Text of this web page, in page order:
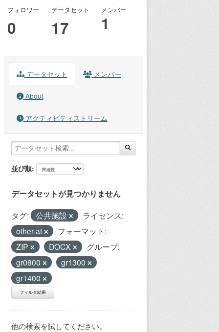
フォロワー
0
データセット
17
メンバー
1
データセット メンバー
About
アクティビティストリーム
並び順
データセットが見つかりません
タグ: 公共施設
ライセンス:
other-at
フォーマット:
ZIP
DOCX
グループ:
gr0800
gr1300
gr1400
フィルタ結果
他の検索を試してください。